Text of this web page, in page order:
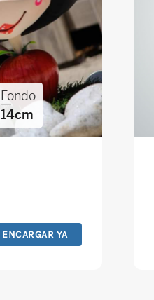
Fondo
14cm
ENCARGAR YA